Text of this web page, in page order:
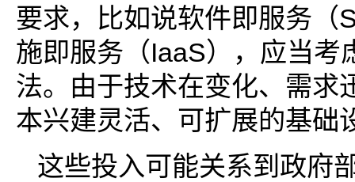
要求，比如说软件即服务（
施即服务（IaaS），应当考
法。由于技术在变化、需求
本兴建灵活、可扩展的基础
这些投入可能关系到政府